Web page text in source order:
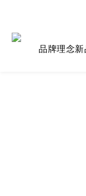
品牌理念